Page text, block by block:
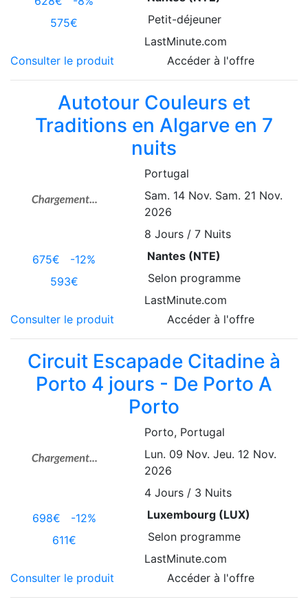
575€
Petit-déjeuner
LastMinute.com
Consulter le produit
Accéder à l'offre
Autotour Couleurs et
Traditions en Algarve en 7
nuits
675€ -12%
593€
Portugal
Sam. 14 Nov. Sam. 21 Nov.
2026
8 Jours / 7 Nuits
Nantes (NTE)
Selon programme
LastMinute.com
Consulter le produit
Accéder à l'offre
Circuit Escapade Citadine à
Porto 4 jours - De Porto A
Porto
698€ -12%
611€
Porto, Portugal
Lun. 09 Nov. Jeu. 12 Nov.
2026
4Jours / 3 Nuits
Luxembourg (LUX)
Selon programme
LastMinute.com
Consulter le produit
Accéder à l'offre